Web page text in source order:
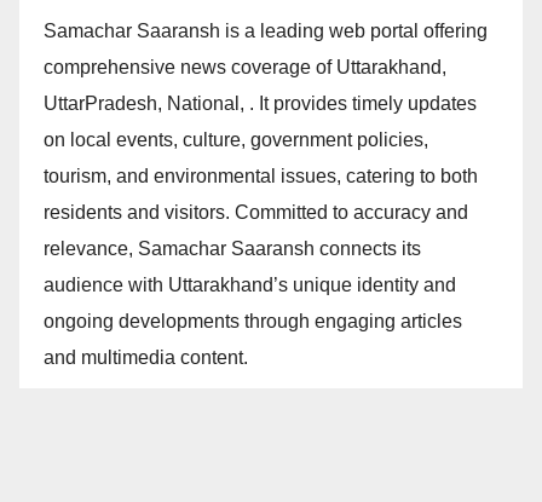
Samachar Saaransh is a leading web portal offering
comprehensive news coverage of Uttarakhand,
UttarPradesh, National, . It provides timely updates
on local events, culture, government policies,
tourism, and environmental issues, catering to both
residents and visitors. Committed to accuracy and
relevance, Samachar Saaransh connects its
audience with Uttarakhand’s unique identity and
ongoing developments through engaging articles
and multimedia content.